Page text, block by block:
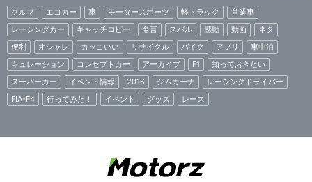
クルマ エコカー 車 モータースポーツ 軽トラック
営業車
レーシングカー
キャッチコピー 名言 スバル 感動 動画
ネタ
便利
オシャレ カッコいい リサイクル バイク アプリ
車中泊
キュレーション
コンセプトカー アーカイブ F1
知っておきたい
スーパーカー
イベント情報 2016 ジムカーナ
レーシングドライバー
FIA-F4
行ってみた！ イベント グッズ レース